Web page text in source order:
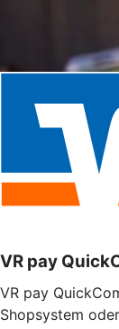
VR pay
VR pay
Shopsystem